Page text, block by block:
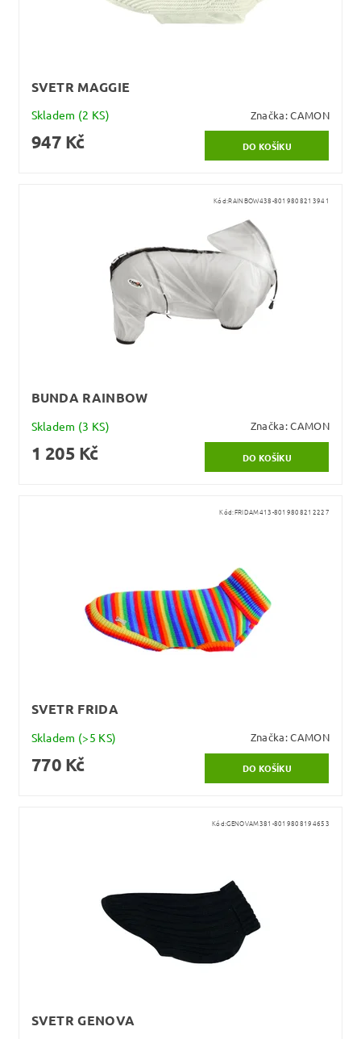
SVETR MAGGIE
Skladem (2 KS) Značka:CAMON
947 Kč
Kód:RAINBOW438-8019808213941
BUNDA RAINBOW
Skladem (3 KS) Značka:CAMON
1 205 Kč
Kód:FRIDAM413-8019808212227
SVETR FRIDA
Skladem (>5 KS) Značka:CAMON
770 Kč
Kód:GENOVAM381-8019808194653
SVETR GENOVA